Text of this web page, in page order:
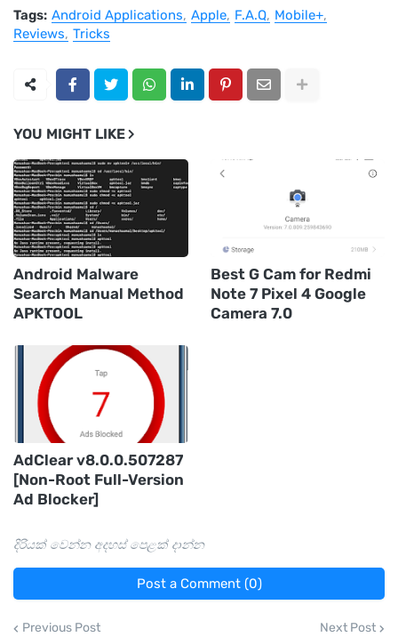
Tags: Android Applications Apple F.A.Q Mobile+
Reviews Tricks
YOU MIGHT LIKE
Android Malware
Search Manual Method
APKTOOL
Best G Cam for Redmi
Note 7 Pixel 4 Google
Camera 7.0
AdClear v8.0.0.507287
[Non-Root Full-Version
Ad Blocker]
දිරියක් වෙන්න අදහස් පෙළක් දාන්න
Post a Comment (0)
Previous Post Next Post